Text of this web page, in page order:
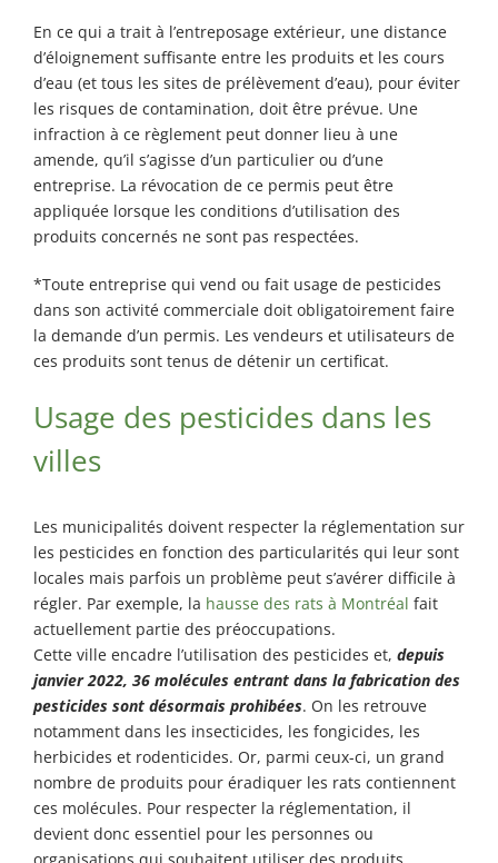
En ce qui a trait à l’entreposage extérieur, une distance
d’éloignement suffisante entre les produits et les cours
d’eau (et tous les sites de prélèvement d’eau), pour éviter
les risques de contamination, doit être prévue. Une
infraction à ce règlement peut donner lieu à une
amende, qu’il s’agisse d’un particulier ou d’une
entreprise. La révocation de ce permis peut être
appliquée lorsque les conditions d’utilisation des
produits concernés ne sont pas respectées.
*Toute entreprise qui vend ou fait usage de pesticides
dans son activité commerciale doit obligatoirement faire
la demande d’un permis. Les vendeurs et utilisateurs de
ces produits sont tenus de détenir un certificat.
Usage des pesticides dans les
villes
Les municipalités doivent respecter la réglementation sur
les pesticides en fonction des particularités qui leur sont
locales mais parfois un problème peut s’avérer difficile à
régler. Par exemple, la hausse des rats à Montréal fait
actuellement partie des préoccupations.
Cette ville encadre l’utilisation des pesticides et, depuis
janvier 2022, 36 molécules entrant dans la fabrication des
pesticides sont désormais prohibées. On les retrouve
notamment dans les insecticides, les fongicides, les
herbicides et rodenticides. Or, parmi ceux-ci, un grand
nombre de produits pour éradiquer les rats contiennent
ces molécules. Pour respecter la réglementation, il
devient donc essentiel pour les personnes ou